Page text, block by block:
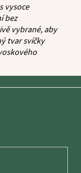
vysoce
bez
vybrané, aby
tvar svíčky